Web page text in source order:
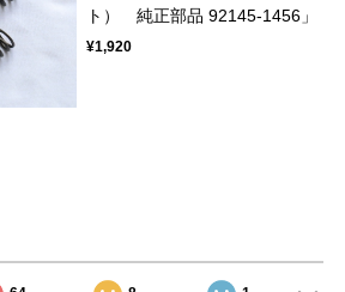
ト） 純正部品 92145-1456」
¥1,920